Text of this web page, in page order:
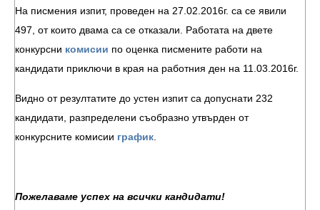
На писмения изпит, проведен на 27.02.2016г. са се явили
497, от които двама са се отказали. Работата на двете
конкурсни комисии по оценка писмените работи на
кандидати приключи в края на работния ден на 11.03.2016г.
Видно от резултатите до устен изпит са допуснати 232
кандидати, разпределени съобразно утвърден от
конкурсните комисии график
Пожелаваме успех на всички кандидати!